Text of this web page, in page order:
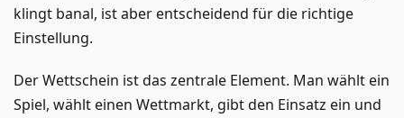
klingt banal, ist aber entscheidend für die richtige
Einstellung.
Der Wettschein ist das zentrale Element. Man wählt ein
Spiel, wählt einen Wettmarkt, gibt den Einsatz ein und